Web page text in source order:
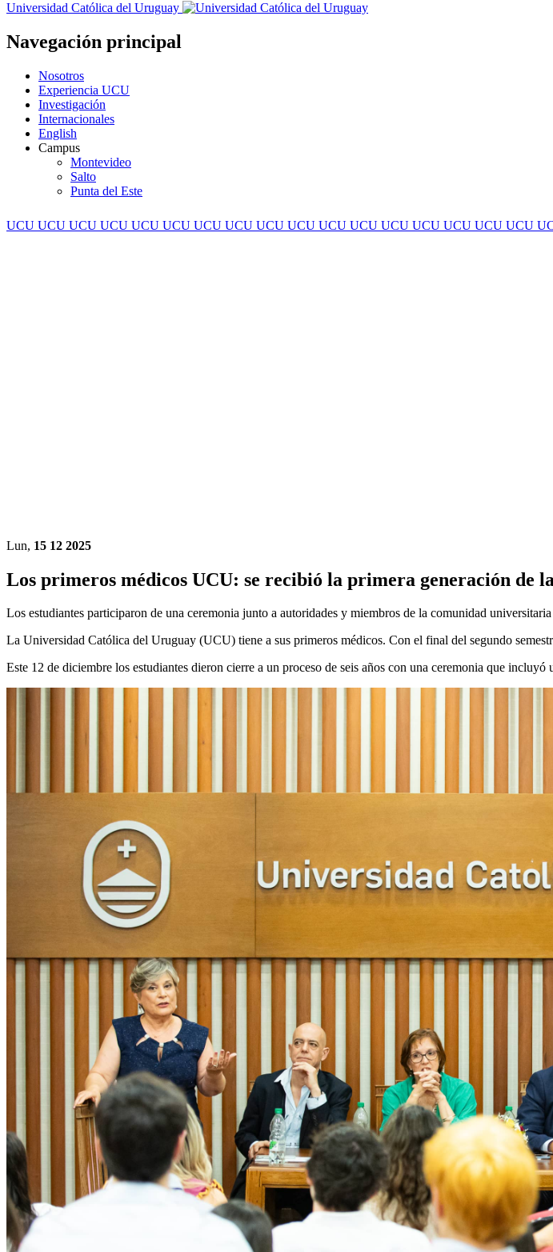
Universidad Católica del Uruguay
Navegación principal
Nosotros
Experiencia UCU
Investigación
Internacionales
English
Campus
Montevideo
Salto
Punta del Este
UCU UCU UCU UCU UCU UCU UCU UCU UCU UCU UCU UCU UCU UCU UCU UCU UCU
Lun, 15 12 2025
Los primeros médicos UCU: se recibió la primera generación de
Los estudiantes participaron de una ceremonia junto a autoridades y miembros de la comunidad universitaria
La Universidad Católica del Uruguay (UCU) tiene a sus primeros médicos. Con el final del segundo
Este 12 de diciembre los estudiantes dieron cierre a un proceso de seis años con una ceremonia que incluyó